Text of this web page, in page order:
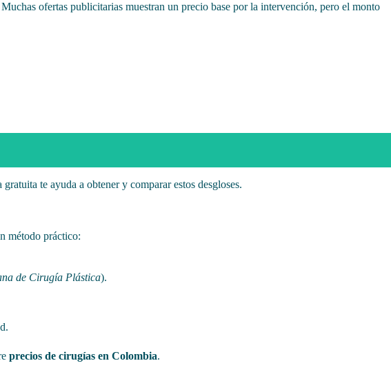
ofertas publicitarias muestran un precio base por la intervención, pero el monto
te ayuda a obtener y comparar estos desgloses.
método práctico:
de Cirugía Plástica).
precios de cirugías en Colombia.